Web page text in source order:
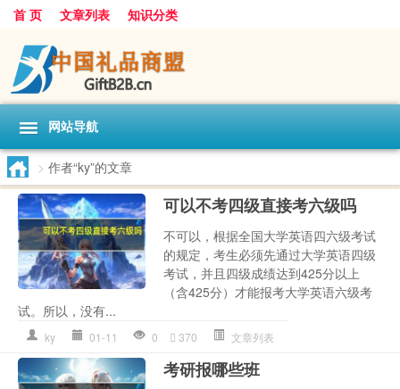
首 页 文章列表 知识分类
网站导航
> 作者“ky”的文章
可以不考四级直接考六级吗
不可以，根据全国大学英语四六级考试
的规定，考生必须先通过大学英语四级
考试，并且四级成绩达到425分以上
（含425分）才能报考大学英语六级考
试。所以，没有...
ky 01-11 0 370 文章列表
考研报哪些班